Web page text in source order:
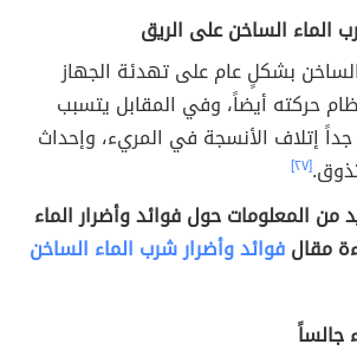
الماء الساخن على الريق
بشكلٍ عام على تهدئة الجهاز
حركته أيضاً، وفي المقابل يتسبب
إتلاف الأنسجة في المريء، وإحداث
[٢٧]
من المعلومات حول فوائد وأضرار الماء
مقالفوائد وأضرار شرب الماء الساخن
جالساً